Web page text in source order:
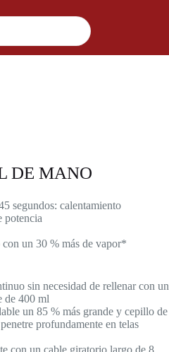
DE MANO
segundos: calentamiento
potencia
un 30 % más de vapor*
sin necesidad de rellenar con un
de 400 ml
un 85 % más grande y cepillo de
profundamente en telas
con un cable giratorio largo de 8